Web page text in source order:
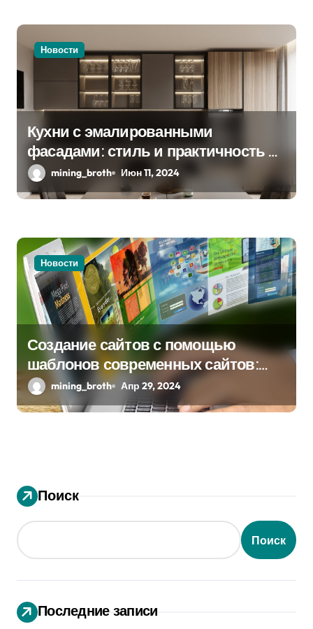
с
м
Новости
Кухни с эмалированными
фасадами: стиль и практичность в
одном решении
mining_broth Июн 11, 2024
Новости
Создание сайтов с помощью
шаблонов современных сайтов:
простой путь к качественному веб-
присутствию
mining_broth Апр 29, 2024
Поиск
Поиск
Последние записи